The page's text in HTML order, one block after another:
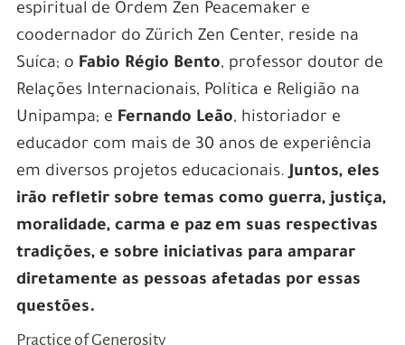
espiritual de Ordem Zen Peacemaker e
coodernador do Zürich Zen Center, reside na
Suíca; o Fabio Régio Bento, professor doutor de
Relações Internacionais, Política e Religião na
Unipampa; e Fernando Leão, historiador e
educador com mais de 30 anos de experiência
em diversos projetos educacionais.Juntos, eles
irão refletir sobre temas como guerra, justiça,
moralidade, carma e paz em suas respectivas
tradições, e sobre iniciativas para amparar
diretamente as pessoas afetadas por essas
questões.
Practice of Generosity